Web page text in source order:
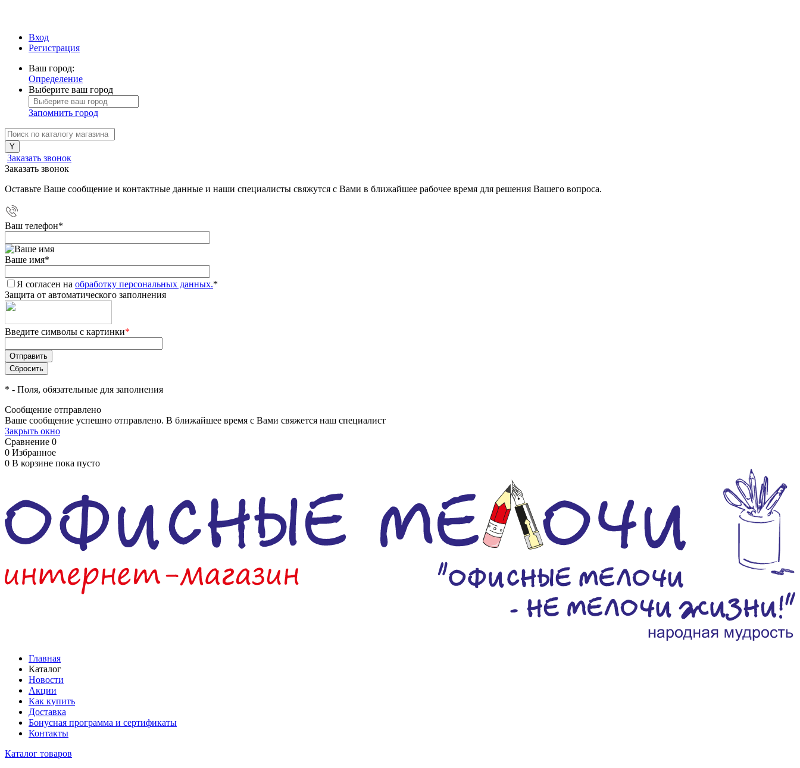
Вход
Регистрация
Ваш город:
Определение
Выберите ваш город
Запомнить город
Заказать звонок
Заказать звонок
Оставьте Ваше сообщение и контактные данные и наши специалисты свяжутся с Вами в ближайшее рабочее время для решения Вашего вопроса.
Ваш телефон*
Ваше имя*
Я согласен на обработку персональных данных.*
Защита от автоматического заполнения
Введите символы с картинки*
* - Поля, обязательные для заполнения
Сообщение отправлено
Ваше сообщение успешно отправлено. В ближайшее время с Вами свяжется наш специалист
Закрыть окно
Сравнение 0
0 Избранное
0 В корзине пока пусто
Главная
Каталог
Новости
Акции
Как купить
Доставка
Бонусная программа и сертификаты
Контакты
Каталог товаров